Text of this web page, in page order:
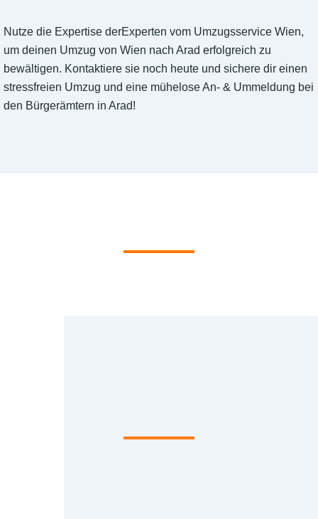
Nutze die Expertise derExperten vom Umzugsservice Wien,
um deinen Umzug von Wien nach Arad erfolgreich zu
bewältigen. Kontaktiere sie noch heute und sichere dir einen
stressfreien Umzug und eine mühelose An- & Ummeldung bei
den Bürgerämtern in Arad!